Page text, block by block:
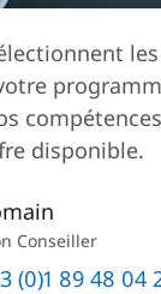
disponible.
Conseiller
(0)1 89 48 04